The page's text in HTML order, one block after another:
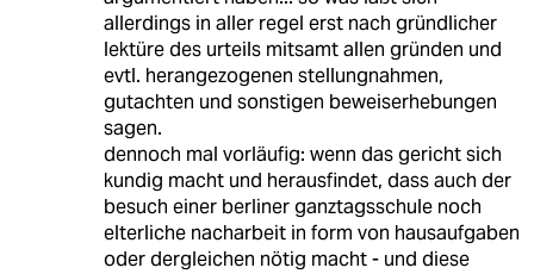
allerdings in aller regel erst nach gründlicher
lektüre des urteils mitsamt allen gründen und
evtl. herangezogenen stellungnahmen,
gutachten und sonstigen beweiserhebungen
sagen.
dennoch mal vorläufig: wenn das gericht sich
kundig macht und herausfindet, dass auch der
besuch einer berliner ganztagsschule noch
elterliche nacharbeit in form von hausaufgaben
oder dergleichen nötig macht - und diese